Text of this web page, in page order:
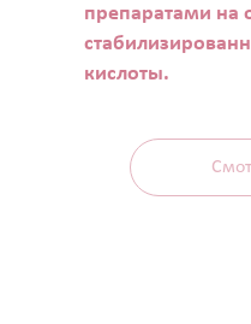
препаратами на
кислоты.